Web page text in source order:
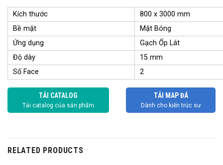
Kích thước
800 x 3000 mm
Bề mặt
Mặt Bóng
Ứng dụng
Gạch Ốp Lát
Độ dày
15 mm
Số Face
2
TẢI CATALOG
Tải catalog của sản phẩm
TẢI MAP ĐÁ
Dành cho kiến trúc sư
RELATED PRODUCTS